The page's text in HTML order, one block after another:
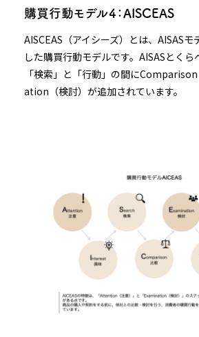
購買行動モデル４：AISCEAS
AISCEAS（アイシーズ）とは、AISAS
した購買行動モデルです。AISASとくら
「検索」と「行動」の間に
ation（検討）が追加されています。